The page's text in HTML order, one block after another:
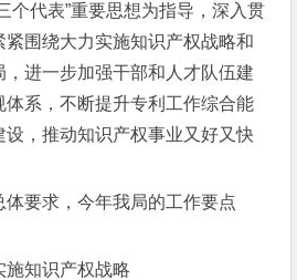
个代表”重要思想为指导，深入贯
围绕大力实施知识产权战略和
进一步加强干部和人才队伍建
系，不断提升专利工作综合能
设，推动知识产权事业又好又快
求，今年我局的工作要点
识产权战略